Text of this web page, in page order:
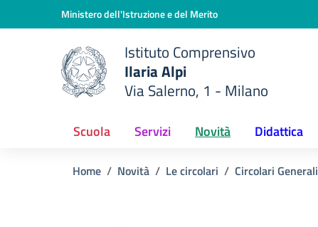
Vai ai contenuti
Vai al menu di navigazioneMinistero dell'Istruzione e del Merito
scuola
Istituto Comprensivo
Ilaria Alpi
Via Salerno, 1 - Milano
Scuola Servizi Novità Didattica
Home Novità Le circolari Circolari Generali